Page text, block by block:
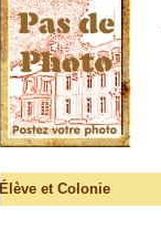
Élève et Colonie